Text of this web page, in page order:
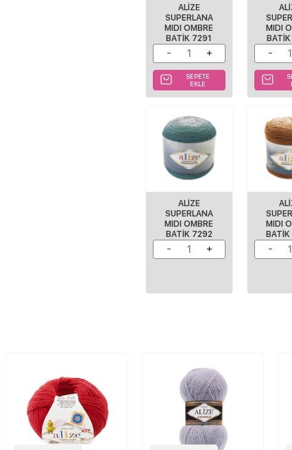
ALIZE
SUPERLANA
MIDI OMBRE
BATIK 7291
SEPETE
EKLE
MIDI
ALIZE
SUPERLANA
MIDI OMBRE
BATIK 7292
MIDI